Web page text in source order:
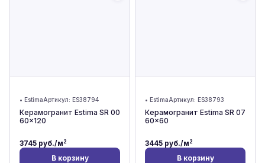
• EstimaАртикул: ES38794
Керамогранит Estima SR 00
60x120
3745 руб./м2
В корзину
• EstimaАртикул: ES38793
Керамогранит Estima SR 07
60x60
3445 руб./м2
В корзину